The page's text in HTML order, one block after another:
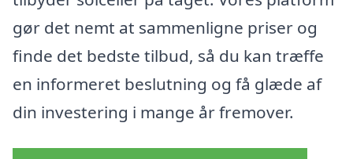
gør det nemt at sammenligne priser og
finde det bedste tilbud, så du kan træffe
en informeret beslutning og få glæde af
din investering i mange år fremover.